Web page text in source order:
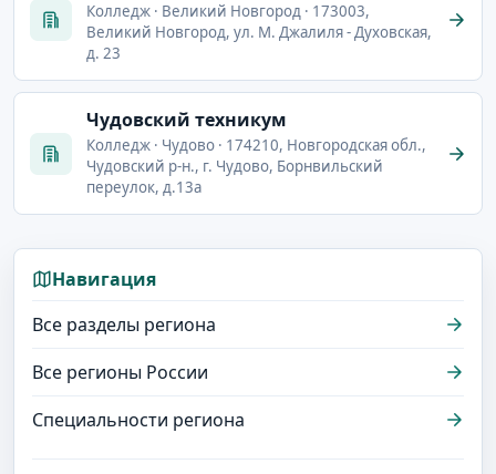
Колледж · Великий Новгород · 173003,
Великий Новгород, ул. М. Джалиля - Духовская,
д. 23
Чудовский техникум
Колледж · Чудово · 174210, Новгородская обл.,
Чудовский р-н., г. Чудово, Борнвильский
переулок, д.13а
Навигация
Все разделы региона
Все регионы России
Специальности региона